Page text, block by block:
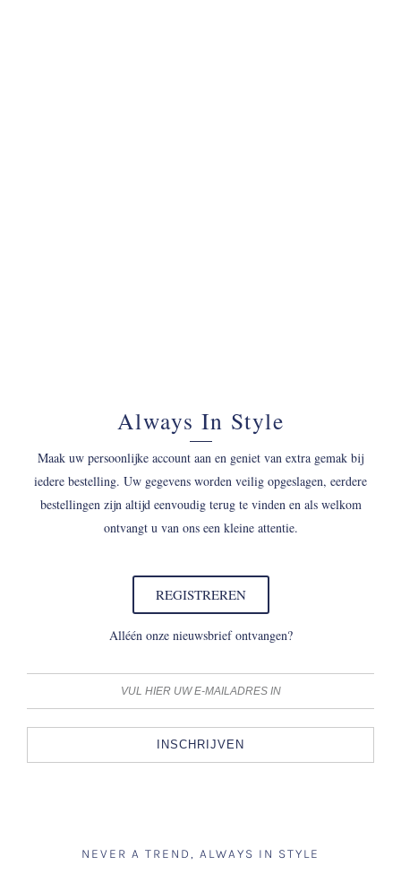
Always In Style
Maak uw persoonlijke account aan en geniet van extra gemak bij
iedere bestelling. Uw gegevens worden veilig opgeslagen, eerdere
bestellingen zijn altijd eenvoudig terug te vinden en als welkom
ontvangt u van ons een kleine attentie.
REGISTREREN
Alléén onze nieuwsbrief ontvangen?
INSCHRIJVEN
NEVER A TREND, ALWAYS IN STYLE